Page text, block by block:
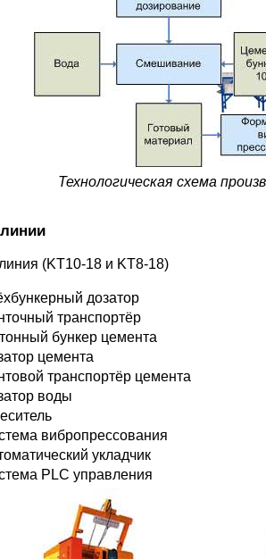
Технологическая схема
(KT10-18 и KT8-18)
дозатор
транспортёр
бункер цемента
цемента
транспортёр цемента
воды
вибропрессования
укладчик
PLC управления